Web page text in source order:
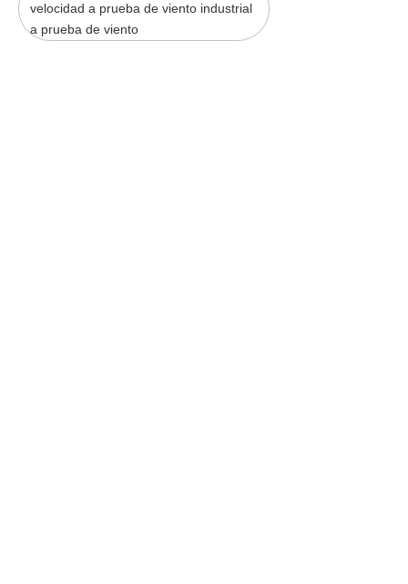
velocidad a prueba de viento industrial
a prueba de viento